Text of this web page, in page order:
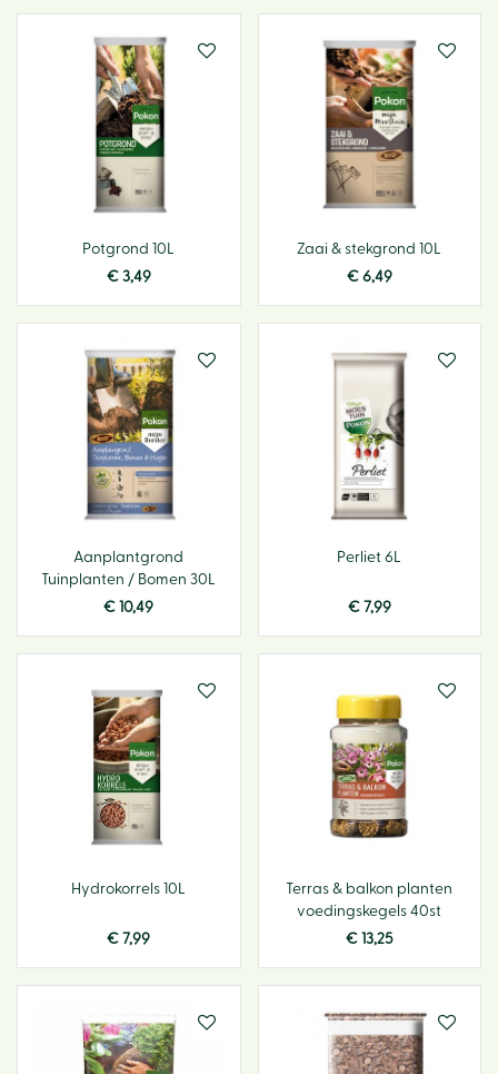
Potgrond 10L
€ 3,49
Zaai & stekgrond 10L
€ 6,49
Aanplantgrond
Tuinplanten / Bomen 30L
€ 10,49
Perliet 6L
€ 7,99
Hydrokorrels 10L
€ 7,99
Terras & balkon planten
voedingskegels 40st
€ 13,25